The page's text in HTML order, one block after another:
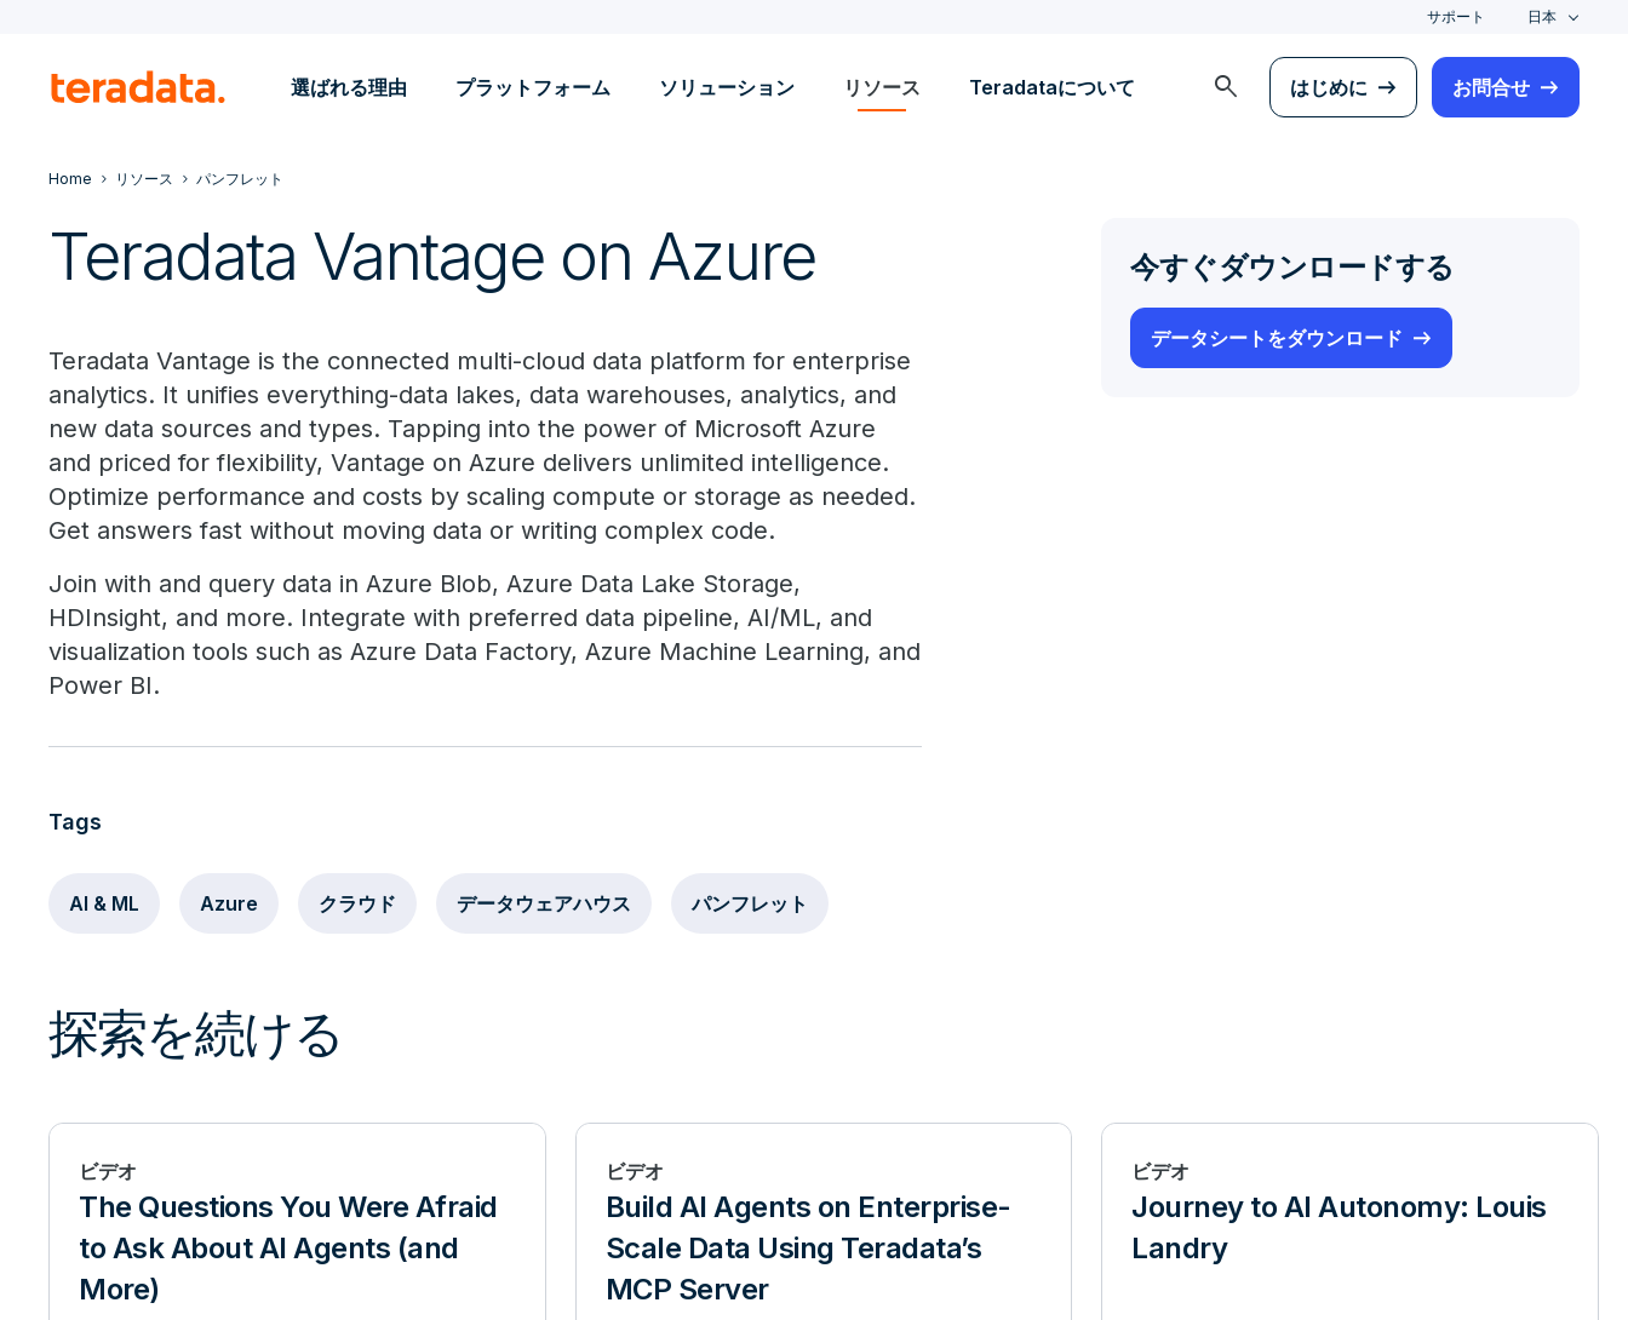
サポート 日本
選ばれる理由 プラットフォーム ソリューション リソース Teradataについて search はじめに お問合せ
Home リソース パンフレット
Teradata Vantage on Azure
Teradata Vantage is the connected multi-cloud data platform for enterprise
analytics. It unifies everything-data lakes, data warehouses, analytics, and
new data sources and types. Tapping into the power of Microsoft Azure
and priced for flexibility, Vantage on Azure delivers unlimited intelligence.
Optimize performance and costs by scaling compute or storage as needed.
Get answers fast without moving data or writing complex code.
Join with and query data in Azure Blob, Azure Data Lake Storage,
HDInsight, and more. Integrate with preferred data pipeline, AI/ML, and
visualization tools such as Azure Data Factory, Azure Machine Learning, and
Power BI.
今すぐダウンロードする
データシートをダウンロード
Tags
AI & ML Azure クラウド データウェアハウス パンフレット
探索を続ける
ビデオ
The Questions You Were Afraid
to Ask About AI Agents (and
More)
ビデオ
Build AI Agents on Enterprise-
Scale Data Using Teradata’s
MCP Server
ビデオ
Journey to AI Autonomy: Louis
Landry